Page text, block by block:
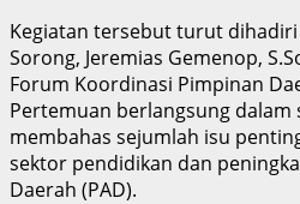
Kegiatan tersebut turut dihadiri
Sorong, Jeremias Gemenop,
Forum Koordinasi Pimpinan
Pertemuan berlangsung dalam
membahas sejumlah isu
sektor pendidikan dan
Daerah (PAD).